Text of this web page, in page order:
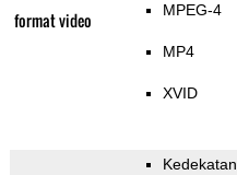
format video MPEG-4
MP4
XVID
Kedekatan